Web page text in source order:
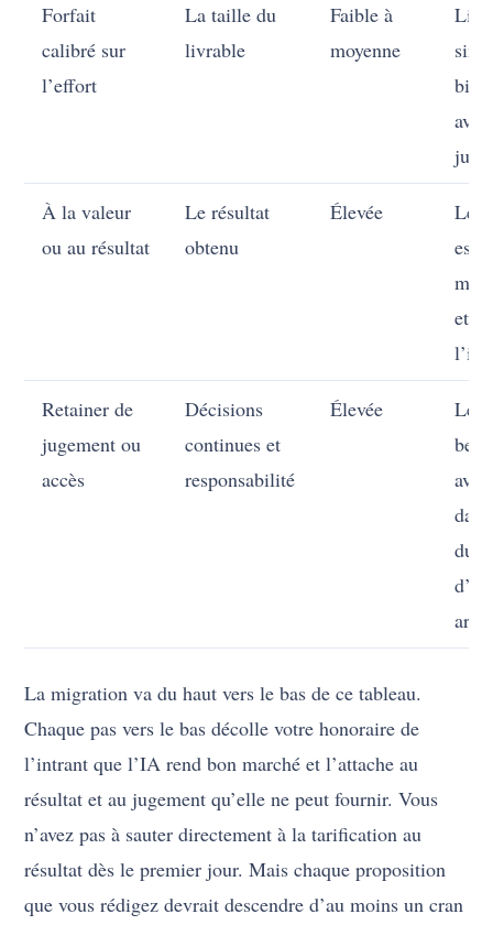
Forfait
calibré sur
l’effort
La taille du
livrable
Faible à
moyenne
À la valeur
ou au résultat
Le résultat
obtenu
Élevée
Le
est
et
Retainer de
jugement ou
accès
Décisions
continues et
responsabilité
Élevée
Le
avis
d’un
La migration va du haut vers le bas de ce tableau.
Chaque pas vers le bas décolle votre honoraire de
l’intrant que l’IA rend bon marché et l’attache au
résultat et au jugement qu’elle ne peut fournir. Vous
n’avez pas à sauter directement à la tarification au
résultat dès le premier jour. Mais chaque proposition
que vous rédigez devrait descendre d’au moins un cran